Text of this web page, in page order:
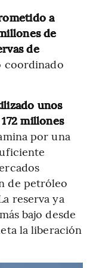
a
de
de
coordinado
unos
millones
por una
de petróleo
reserva ya
bajo desde
la liberación